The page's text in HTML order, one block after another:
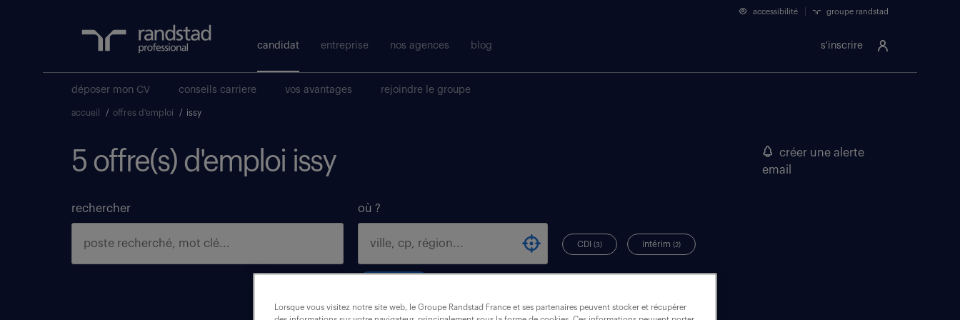
s'inscrire
accessibilité groupe randstad
candidat entreprise nos agences blog
déposer mon CV conseils carriere vos avantages rejoindre le groupe
accueil / offres d'emploi / issy
5 offre(s) d'emploi issy
créer une alerte
email
rechercher où ?
CDI(3) intérim(2)
Lorsque vous visitez notre site web, le Groupe Randstad France et ses partenaires peuvent stocker et récupérer